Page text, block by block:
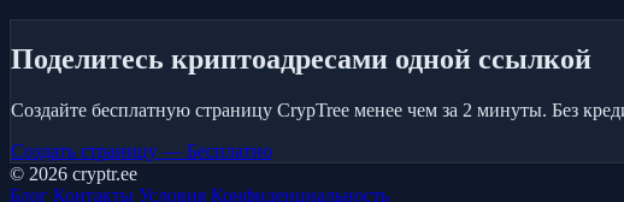
Поделитесь криптоадресами одной ссылкой
Создайте бесплатную страницу CrypTree менее чем за 2 минуты. Без
Создать страницу — Бесплатно
© 2026 cryptr.ee
Блог Контакты Условия Конфиденциальность